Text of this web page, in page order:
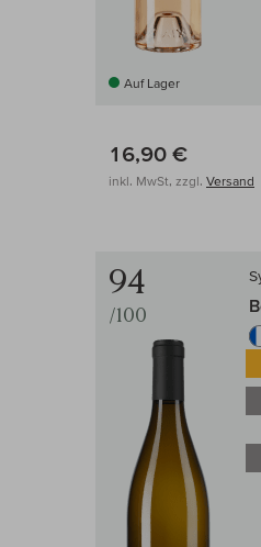
Auf Lager
16,90 €
inkl. MwSt, zzgl. Versand
94
/100